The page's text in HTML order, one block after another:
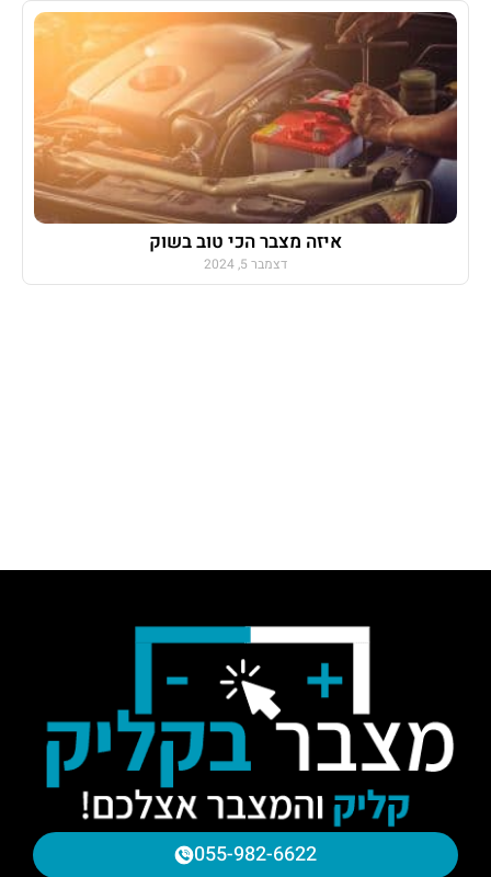
איזה מצבר הכי טוב בשוק
דצמבר 5, 2024
055-982-6622